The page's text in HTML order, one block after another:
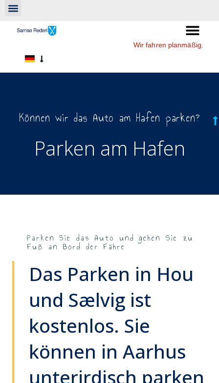
Wir fahren planmäßig.
Können wir das Auto am Hafen parken?
Parken am Hafen
Parken Sie das Auto und gehen Sie zu
Fuß an Bord der Fähre
Das Parken in Hou
und Sælvig ist
kostenlos. Sie
können in Aarhus
unterirdisch parken